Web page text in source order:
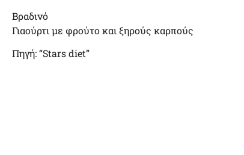
Βραδινό
Γιαούρτι με φρούτο και ξηρούς καρπούς
Πηγή: “Stars diet”